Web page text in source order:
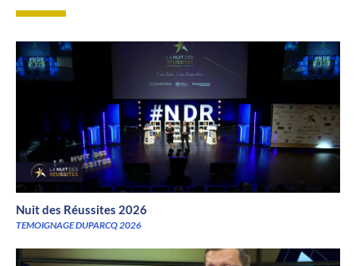
Nuit des Réussites 2026
TEMOIGNAGE DUPARCQ 2026